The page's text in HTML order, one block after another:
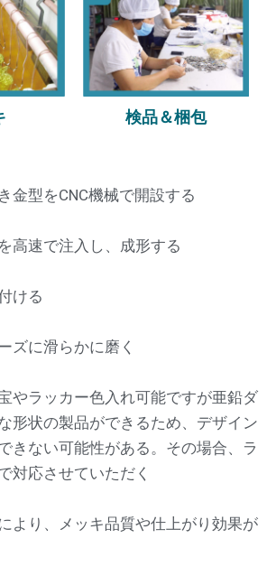
検品＆梱包
金型をCNC機械で開設する
高速で注入し、成形する
ける
ズに滑らかに磨く
やラッカー色入れ可能ですが亜鉛ダ
形状の製品ができるため、デザイン
きない可能性がある。その場合、ラ
対応させていただく
より、メッキ品質や仕上がり効果が